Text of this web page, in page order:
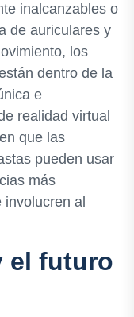
inalcanzables o
de auriculares y
los
dentro de la
e
realidad virtual
que las
pueden usar
más
al
el futuro